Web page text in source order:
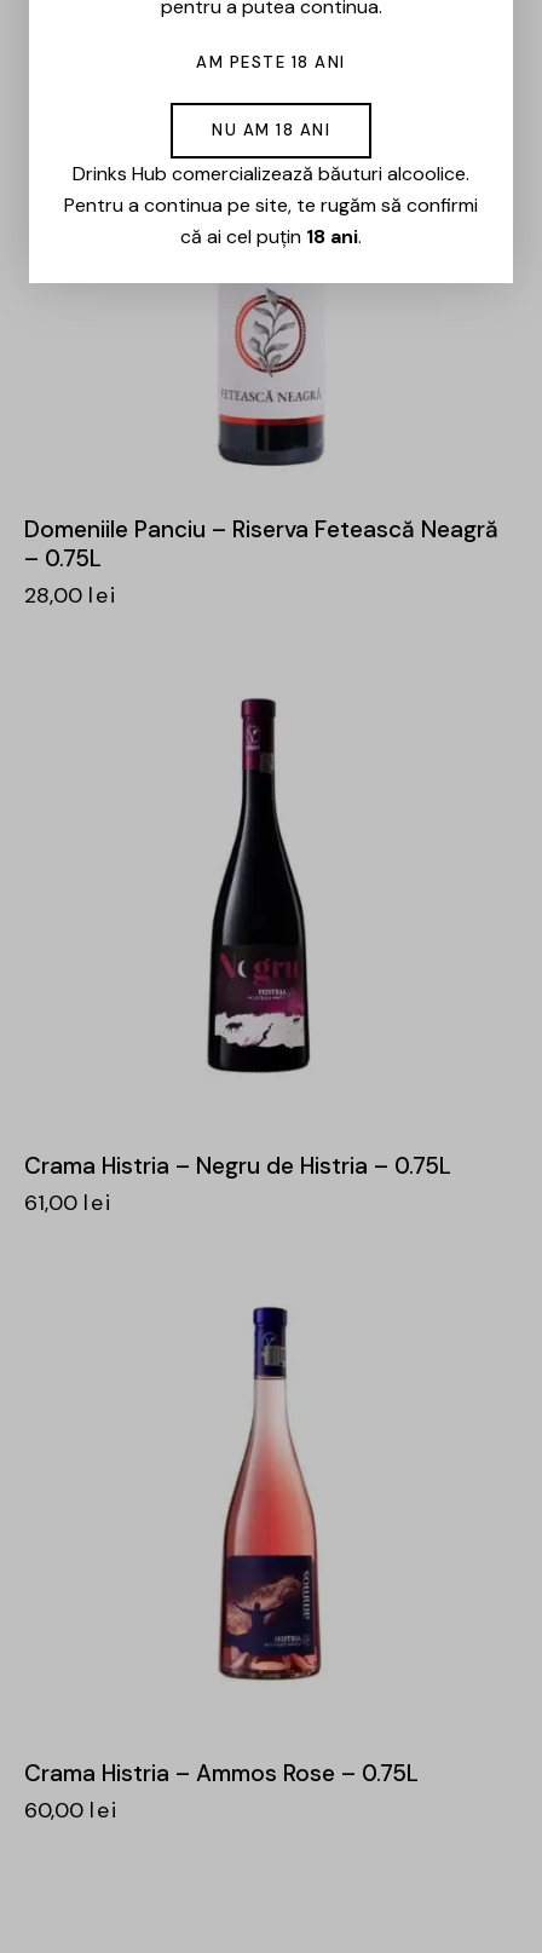
Domeniile Panciu – Riserva Fetească Neagră
– 0.75L
28,00 lei
Crama Histria – Negru de Histria – 0.75L
61,00 lei
Crama Histria – Ammos Rose – 0.75L
60,00 lei
pentru a putea continua.
AM PESTE 18 ANI
NU AM 18 ANI
Drinks Hub comercializează băuturi alcoolice.
Pentru a continua pe site, te rugăm să confirmi
că ai cel puțin 18 ani.